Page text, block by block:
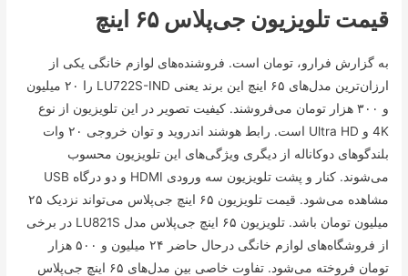
قیمت تلویزیون جی‌پلاس ۶۵ اینچ
به گزارش فرارو، تومان است. فروشنده‌های لوازم خانگی یکی از
ارزان‌ترین مدل‌های ۶۵ اینچ این برند یعنی LU722S-IND را ۲۰ میلیون
و ۳۰۰ هزار تومان می‌فروشند. کیفیت تصویر در این تلویزیون از نوع
4K و Ultra HD است. رابط هوشند اندروید و توان خروجی ۲۰ وات
بلندگو‌های دوکاناله از دیگری ویژگی‌های این تلویزیون محسوب
می‌شوند. کنار و پشت تلویزیون سه ورودی HDMI و دو درگاه USB
مشاهده می‌شود. قیمت تلویزیون ۶۵ اینچ جی‌پلاس می‌تواند نزدیک ۲۵
میلیون تومان باشد. تلویزیون ۶۵ اینچ جی‌پلاس مدل LU821S در برخی
از فروشگاه‌های لوازم خانگی درحال حاضر ۲۴ میلیون و ۵۰۰ هزار
تومان فروخته می‌شود. تفاوت خاصی بین مدل‌های ۶۵ اینچ جی‌پلاس